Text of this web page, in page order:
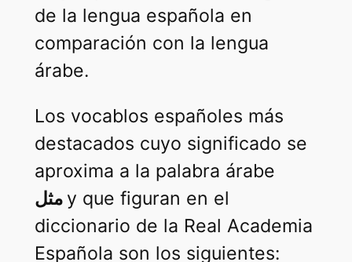
de la lengua española en
comparación con la lengua
árabe.
Los vocablos españoles más
destacados cuyo significado se
aproxima a la palabra árabe
مثل y que figuran en el
diccionario de la Real Academia
Española son los siguientes: